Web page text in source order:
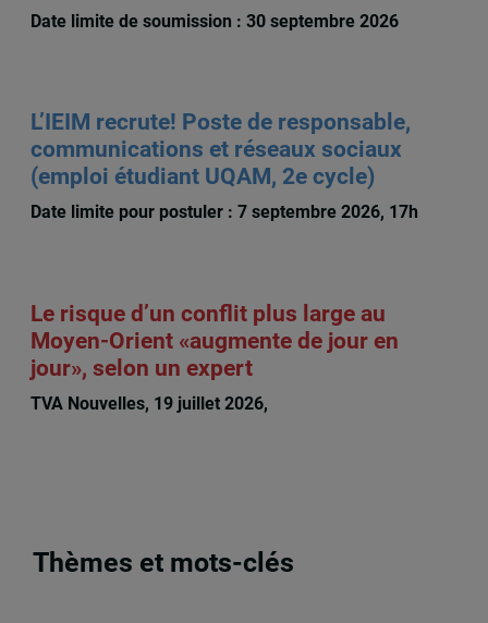
Date limite de soumission : 30 septembre 2026
L’IEIM recrute! Poste de responsable,
communications et réseaux sociaux
(emploi étudiant UQAM, 2e cycle)
Date limite pour postuler : 7 septembre 2026, 17h
Le risque d’un conflit plus large au
Moyen-Orient «augmente de jour en
jour», selon un expert
TVA Nouvelles, 19 juillet 2026,
Thèmes et mots-clés